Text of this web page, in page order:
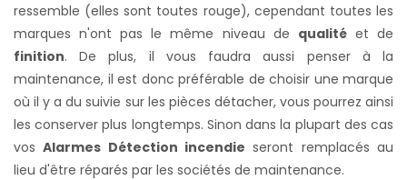
ressemble (elles sont toutes rouge), cependant toutes les
marques n'ont pas le même niveau de qualitéet de
finition. De plus, il vous faudra aussi penser à la
maintenance, il est donc préférable de choisir une marque
où il y a du suivie sur les pièces détacher, vous pourrez ainsi
les conserver plus longtemps. Sinon dans la plupart des cas
vosAlarmes Détection incendie seront remplacés au
lieu d'être réparés par les sociétés de maintenance.